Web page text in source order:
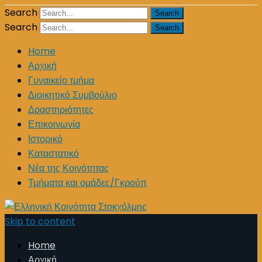
Search
Search
Home
Αρχική
Γυναικείο τμήμα
Διοικητικό Συμβούλιο
Δραστηριότητες
Επικοινωνία
Ιστορικό
Καταστατικό
Νέα της Κοινότητας
Τμήματα και ομάδες/Γκρούπ
Skip to content
Home